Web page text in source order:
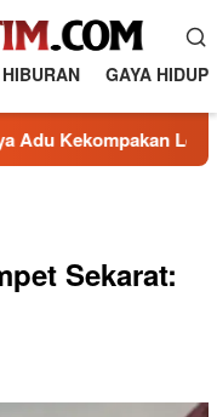
HIBURAN GAYA HIDUP
Lewat
Sekarat: